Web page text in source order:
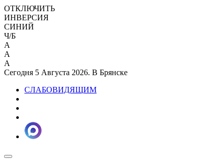
ОТКЛЮЧИТЬ
ИНВЕРСИЯ
СИНИЙ
Ч/Б
A
A
A
Сегодня 5 Августа 2026. В Брянске
СЛАБОВИДЯЩИМ